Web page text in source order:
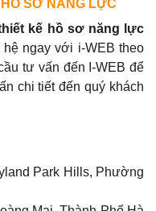
SƠ NĂNG LỰC
kế hồ sơ năng lực
ngay với i-WEB theo
tư vấn đến I-WEB để
chi tiết đến quý khách
Park Hills, Phường